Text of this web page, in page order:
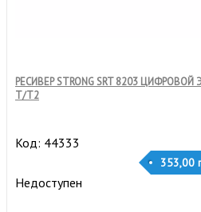
РЕСИВЕР STRONG SRT 8203
T/T2
Код: 44333
353,00
Недоступен